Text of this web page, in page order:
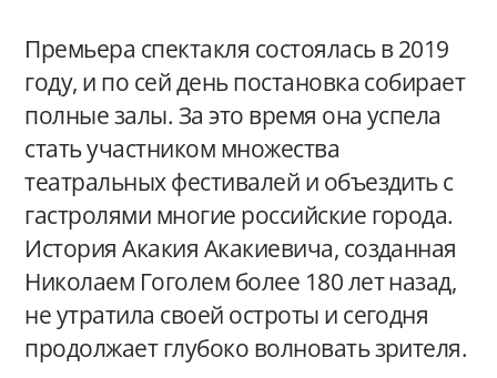
Премьера спектакля состоялась в 2019
году, и по сей день постановка собирает
полные залы. За это время она успела
стать участником множества
театральных фестивалей и объездить с
гастролями многие российские города.
История Акакия Акакиевича, созданная
Николаем Гоголем более 180 лет назад,
не утратила своей остроты и сегодня
продолжает глубоко волновать зрителя.